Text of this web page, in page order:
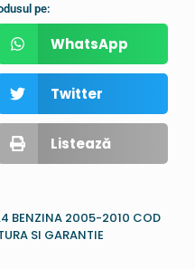
pe:
WhatsApp
Twitter
Listează
BENZINA 2005-2010 COD
SI GARANTIE